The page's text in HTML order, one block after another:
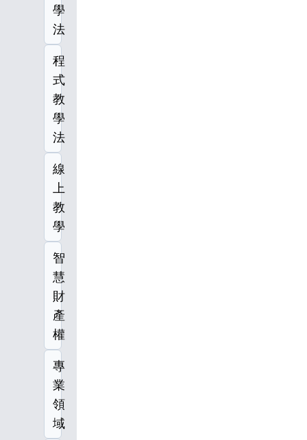
學
法
程
式
教
學
法
線
上
教
學
智
慧
財
產
權
專
業
領
域